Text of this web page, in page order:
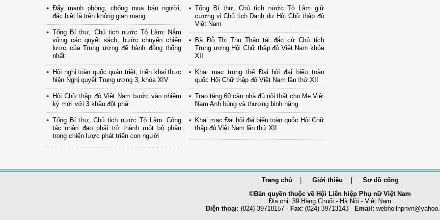
Đẩy mạnh phòng, chống mua bán người,
đặc biệt là trên không gian mạng
Tổng Bí thư, Chủ tịch nước Tô Lâm: Nắm
vững các quyết sách, bước chuyển chiến
lược của Trung ương để hành động thống
nhất
Hội nghị toàn quốc quán triệt, triển khai thực
hiện Nghị quyết Trung ương 3, khóa XIV
Hội Chữ thập đỏ Việt Nam bước vào nhiệm
kỳ mới với 3 khâu đột phá
Tổng Bí thư, Chủ tịch nước Tô Lâm: Công
tác nhân đạo phải trở thành một bộ phận
trong chiến lược phát triển con người
Tổng Bí thư, Chủ tịch nước Tô Lâm giữ
cương vị Chủ tịch Danh dự Hội Chữ thập đỏ
Việt Nam
Bà Đỗ Thị Thu Thảo tái đắc cử Chủ tịch
Trung ương Hội Chữ thập đỏ Việt Nam khóa
XII
Khai mạc trọng thể Đại hội đại biểu toàn
quốc Hội Chữ thập đỏ Việt Nam lần thứ XII
Trao tặng 60 căn nhà đủ nội thất cho Mẹ Việt
Nam Anh hùng và thương binh nặng
Khai mạc Đại hội đại biểu toàn quốc Hội Chữ
thập đỏ Việt Nam lần thứ XII
Trang chủ Giới thiệu
Sơ đồ cổng
©Bản quyền thuộc về Hội Liên hiệp Phụ nữ Việt Nam
Địa chỉ: 39 Hàng Chuối - Hà Nội - Việt Nam
Điện thoại: (024) 39718157 - Fax: (024) 39713143 - Email: